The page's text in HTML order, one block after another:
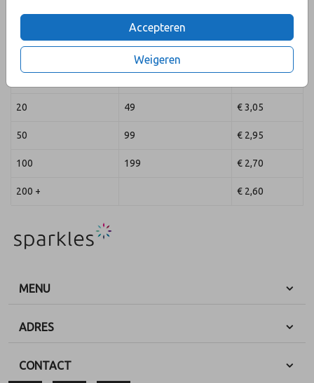
Accepteren
Weigeren
Overzicht prijzen - Sluitzegels op maat
Min. aantal
20 49 € 3,05
50 99 € 2,95
100 199 € 2,70
200 + € 2,60
MENU
ADRES
CONTACT